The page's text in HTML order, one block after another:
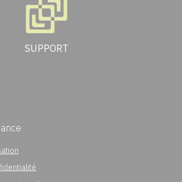
SUPPORT